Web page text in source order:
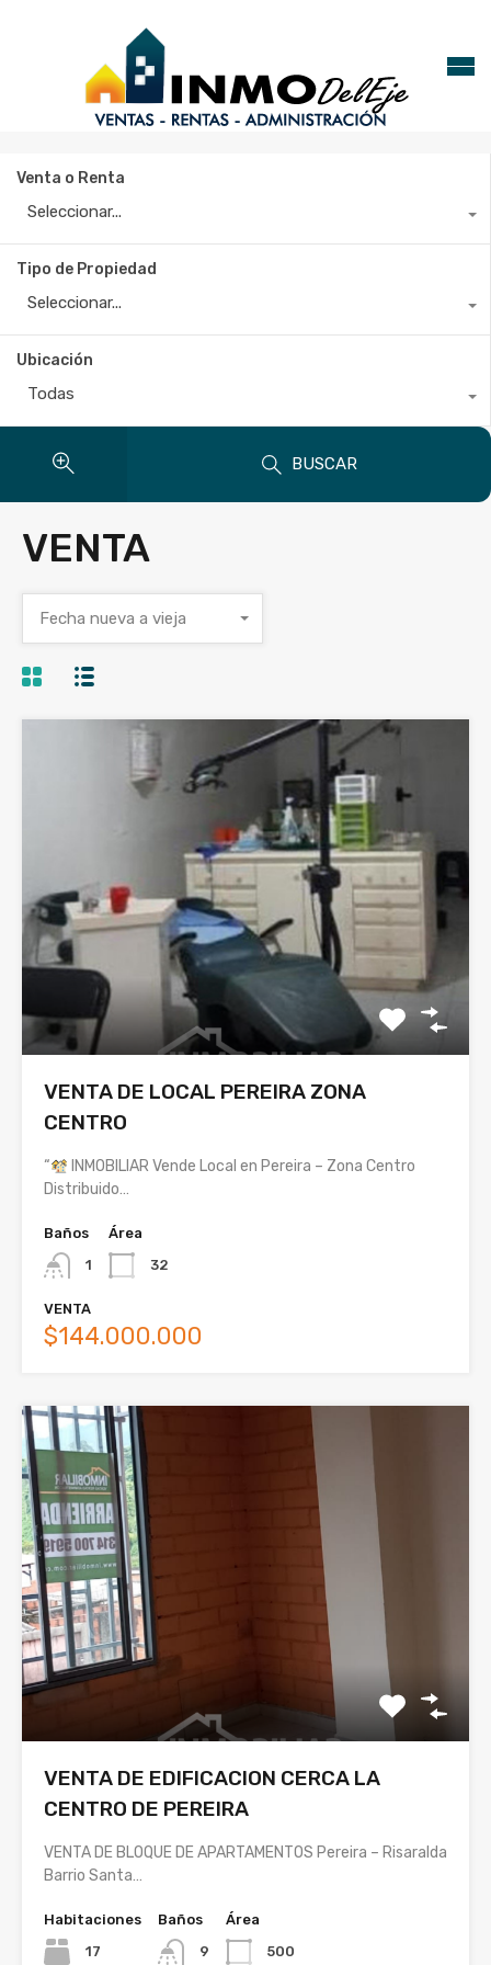
Venta o Renta
Seleccionar...
Tipo de Propiedad
Seleccionar...
Ubicación
Todas
BUSCAR
VENTA
Fecha nueva a vieja
VENTA DE LOCAL PEREIRA ZONA
CENTRO
“
INMOBILIAR Vende Local en Pereira – Zona Centro
Distribuido…
Baños
1
Área
32
VENTA
$144.000.000
VENTA DE EDIFICACION CERCA LA
CENTRO DE PEREIRA
VENTA DE BLOQUE DE APARTAMENTOS Pereira – Risaralda
Barrio Santa…
Habitaciones
17
Baños
9
Área
500